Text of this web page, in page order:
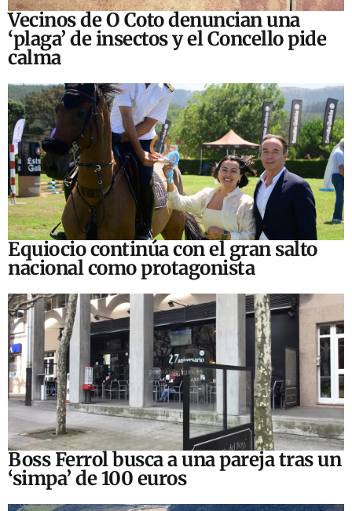
Vecinos de O Coto denuncian una
‘plaga’ de insectos y el Concello pide
calma
Equiocio continúa con el gran salto
nacional como protagonista
Boss Ferrol busca a una pareja tras un
‘simpa’ de 100 euros